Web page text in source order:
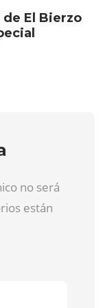
El Bierzo
no será
están